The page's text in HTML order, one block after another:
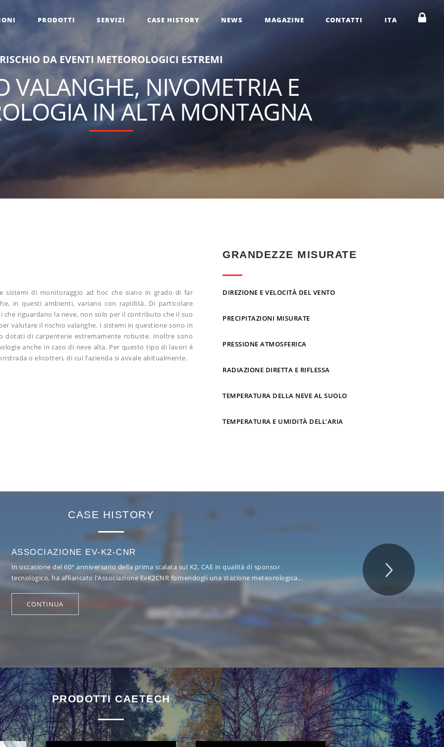
PRODOTTI SERVIZI CASE HISTORY NEWS MAGAZINE CONTATTI ITA
RISCHIO DA EVENTI METEOROLOGICI ESTREMI
VALANGHE, NIVOMETRIA E
IN ALTA MONTAGNA
sistemi di monitoraggio ad hoc che siano in grado di far
in questi ambienti, variano con rapidità. Di particolare
riguardano la neve, non solo per il contributo che il suo
valutare il rischio valanghe. I sistemi in questione sono in
dotati di carpenterie estremamente robuste. Inoltre sono
anche in caso di neve alta. Per questo tipo di lavori è
o elicotteri, di cui l’azienda si avvale abitualmente.
GRANDEZZE MISURATE
DIREZIONE E VELOCITÀ DEL VENTO
PRECIPITAZIONI MISURATE
PRESSIONE ATMOSFERICA
RADIAZIONE DIRETTA E RIFLESSA
TEMPERATURA DELLA NEVE AL SUOLO
TEMPERATURA E UMIDITÀ DELL’ARIA
CASE HISTORY
ASSOCIAZIONE EV-K2-CNR
In occasione del 60° anniversario della prima scalata sul K2, CAE in qualità di sponsor
tecnologico, ha affiancato l’Associazione EvK2CNR fornendogli una stazione meteorologica...
CONTINUA
PRODOTTI CAETECH